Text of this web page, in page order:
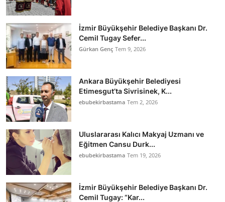
İzmir Büyükşehir Belediye Başkanı Dr.
Cemil Tugay Sefer...
Gürkan Genç Tem 9, 2026
Ankara Büyükşehir Belediyesi
Etimesgut’ta Sivrisinek, K...
ebubekirbastama Tem 2, 2026
Uluslararası Kalıcı Makyaj Uzmanı ve
Eğitmen Cansu Durk...
ebubekirbastama Tem 19, 2026
İzmir Büyükşehir Belediye Başkanı Dr.
Cemil Tugay: “Kar...